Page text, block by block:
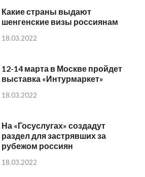
Какие страны выдают
шенгенские визы россиянам
18.03.2022
12-14 марта в Москве пройдет
выставка «Интурмаркет»
18.03.2022
На «Госуслугах» создадут
раздел для застрявших за
рубежом россиян
18.03.2022